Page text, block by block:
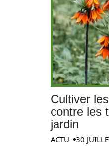
Cultiver
contre les
jardin
ACTU 30